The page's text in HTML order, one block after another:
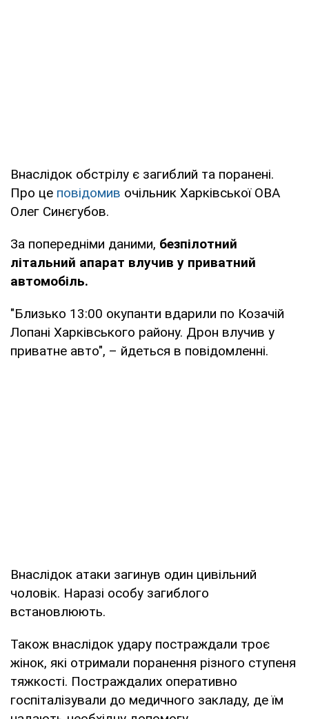
Внаслідок обстрілу є загиблий та поранені.
Про це повідомив очільник Харківської ОВА
Олег Синєгубов.
За попередніми даними, безпілотний
літальний апарат влучив у приватний
автомобіль.
"Близько 13:00 окупанти вдарили по Козачій
Лопані Харківського району. Дрон влучив у
приватне авто", – йдеться в повідомленні.
Внаслідок атаки загинув один цивільний
чоловік. Наразі особу загиблого
встановлюють.
Також внаслідок удару постраждали троє
жінок, які отримали поранення різного ступеня
тяжкості. Постраждалих оперативно
госпіталізували до медичного закладу, де їм